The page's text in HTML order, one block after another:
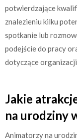
potwierdzające
znalezieniu kilku
spotkanie lub
podejście do pracy
dotyczące
Jakie
na urodziny
Animatorzy na